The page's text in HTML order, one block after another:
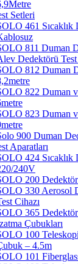
Setleri
461 Sıcaklık
811 Duman
Dedektörü Test
812 Duman
822 Duman
823 Duman
900 Duman
Aparatları
424 Sıcaklık
240V
200
330 Aerosol
Cihazı
365 Dedektör
Çubukları
100
– 4.5m
101